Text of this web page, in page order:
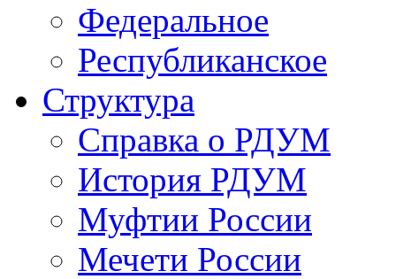
Федеральное
Республиканское
Структура
Справка о РДУМ
История РДУМ
Муфтии России
Мечети России